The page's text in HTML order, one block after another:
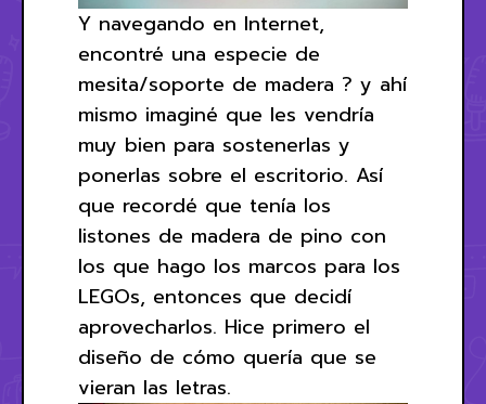
Y navegando en Internet,
encontré una especie de
mesita/soporte de madera ? y ahí
mismo imaginé que les vendría
muy bien para sostenerlas y
ponerlas sobre el escritorio. Así
que recordé que tenía los
listones de madera de pino con
los que hago los marcos para los
LEGOs, entonces que decidí
aprovecharlos. Hice primero el
diseño de cómo quería que se
vieran las letras.